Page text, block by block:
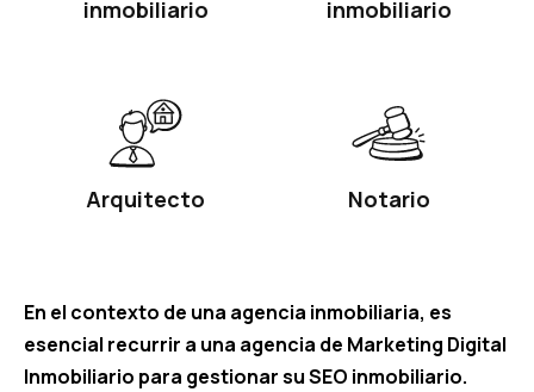
inmobiliario
inmobiliario
Arquitecto Notario
En el contexto de una agencia inmobiliaria, es
esencial recurrir a una agencia de Marketing Digital
Inmobiliario para gestionar su SEO inmobiliario.